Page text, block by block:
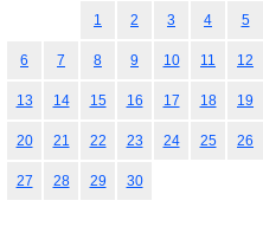
1
2 3 4 5
6 7 8 9 10 11 12
13 14 15 16 17 18 19
20 21 22 23 24 25 26
27 28 29 30